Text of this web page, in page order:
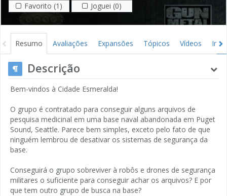
Favorito (1)
Joguei (0)
Resumo Avaliações Expansões Tópicos Vídeos
Descrição
Bem-vindos à Cidade Esmeralda!
O grupo é contratado para conseguir alguns arquivos de
pesquisa medicinal em uma base naval abandonada em Puget
Sound, Seattle. Parece bem simples, exceto pelo fato de que
ninguém lembrou de desativar os sistemas de segurança da
base.
Conseguirá o grupo sobreviver à robôs e drones de segurança
militares o suficiente para conseguir achar os arquivos? E por
que tem outro grupo de busca na base?